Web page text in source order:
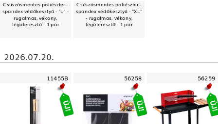
Csúszásmentes poliészter–
spandex védőkesztyű - "L" -
rugalmas, vékony,
légáteresztő - 1 pár
Csúszásmentes poliészter–
spandex védőkesztyű - "XL"
- rugalmas, vékony,
légáteresztő - 1 pár
2026.07.20.
11455B 56258 56259